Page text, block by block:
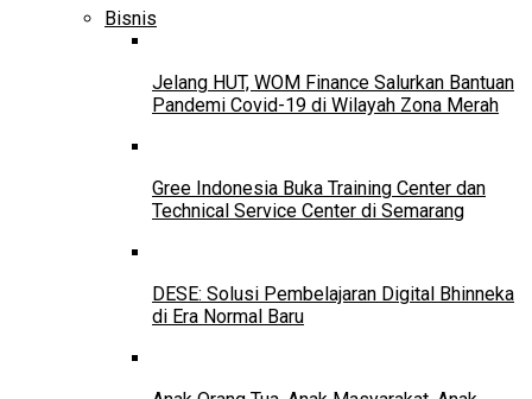
Bisnis
Jelang HUT, WOM Finance Salurkan Bantuan
Pandemi Covid-19 di Wilayah Zona Merah
Gree Indonesia Buka Training Center dan
Technical Service Center di Semarang
DESE: Solusi Pembelajaran Digital Bhinneka
di Era Normal Baru